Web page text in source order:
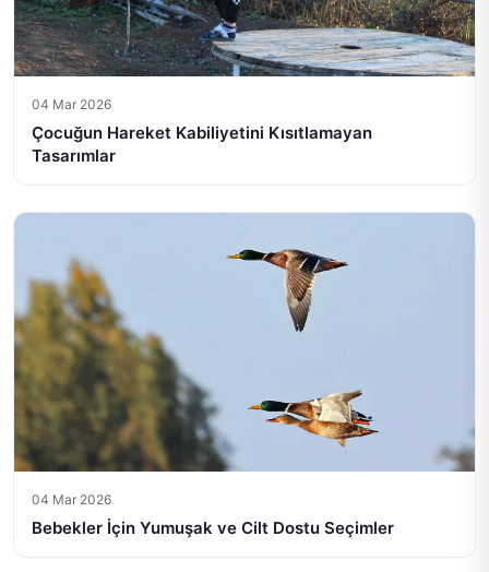
04 Mar 2026
Çocuğun Hareket Kabiliyetini Kısıtlamayan
Tasarımlar
04 Mar 2026
Bebekler İçin Yumuşak ve Cilt Dostu Seçimler